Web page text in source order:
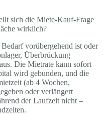
sich die Miete-Kauf-Frage
wirklich?
vorübergehend ist oder
Überbrückung
Die Mietrate kann sofort
wird gebunden, und die
(ab 4 Wochen,
oder verlängert
der Laufzeit nicht –